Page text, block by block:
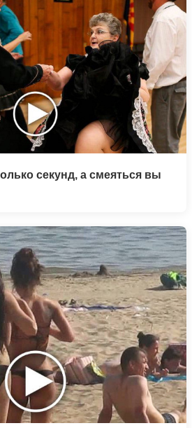
секунд, а смеяться вы